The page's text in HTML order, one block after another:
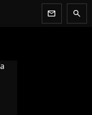
newsletter search